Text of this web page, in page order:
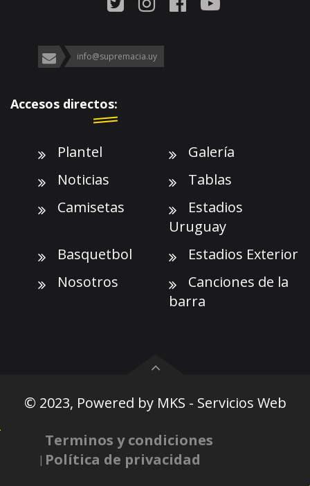
info@supremacia.uy
Accesos directos:
Plantel
Galería
Noticias
Tablas
Camisetas
Estadios
Uruguay
Basquetbol
Estadios Exterior
Nosotros
Canciones de la
barra
© 2023, Powered by MKS - Servicios Web
Terminos y condiciones
Política de privacidad